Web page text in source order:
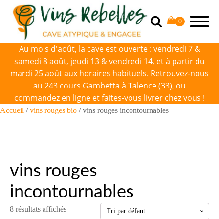
Au mois d'août, la cave est ouverte : vendredi 7 &
samedi 8 août, jeudi 13 & vendredi 14, et à partir du
mardi 25 août aux horaires habituels. Retrouvez-nous
au 243 cours Gambetta à Talence (33), ou
commandez en ligne et faites-vous livrer chez vous !
Accueil /vins rouges bio / vins rouges incontournables
vins rouges
incontournables
8 résultats affichés